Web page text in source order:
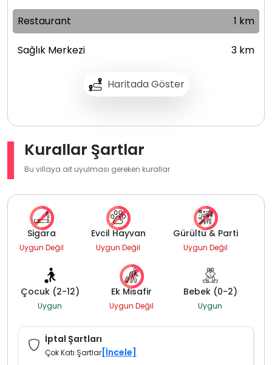
Haritada Göster
Restaurant 1 km
Sağlık Merkezi 3 km
Kurallar Şartlar
Bu villaya ait uyulması gereken kurallar
Sigara
Uygun Değil
Evcil Hayvan
Uygun Değil
Gürültü & Parti
Uygun Değil
Çocuk (2-12)
Uygun
Ek Misafir
Uygun Değil
Bebek (0-2)
Uygun
İptal Şartları
Çok Katı Şartlar [İncele]